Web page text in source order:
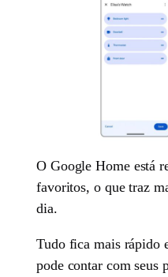
O Google Home está
favoritos, o que traz
dia.
Tudo fica mais rápido
pode contar com seus